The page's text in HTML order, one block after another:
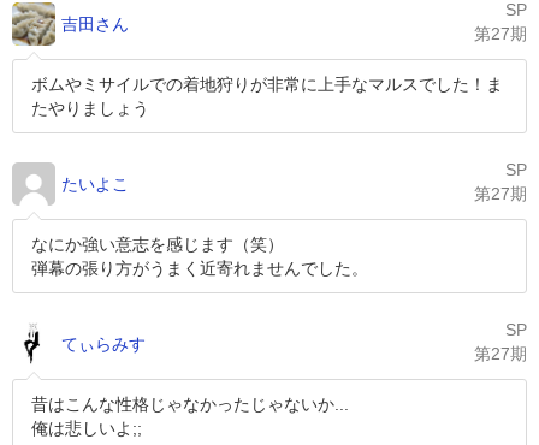
吉田さん
SP
第27期
ボムやミサイルでの着地狩りが非常に上手なマルスでした！ま
たやりましょう
たいよこ
SP
第27期
なにか強い意志を感じます（笑）
弾幕の張り方がうまく近寄れませんでした。
てぃらみす
SP
第27期
昔はこんな性格じゃなかったじゃないか...
俺は悲しいよ;;